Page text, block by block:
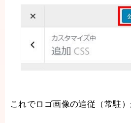
これでロゴ画像の追従（常駐）